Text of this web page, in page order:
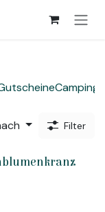
Camping
Filter